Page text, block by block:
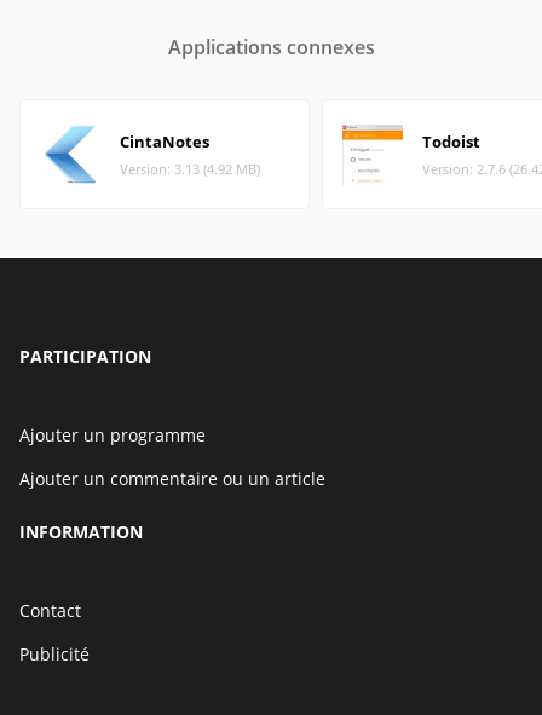
Applications connexes
CintaNotes
Version: 3.13 (4.92 MB)
Todoist
Version: 2.7.6
PARTICIPATION
Ajouter un programme
Ajouter un commentaire ou un article
INFORMATION
Contact
Publicité